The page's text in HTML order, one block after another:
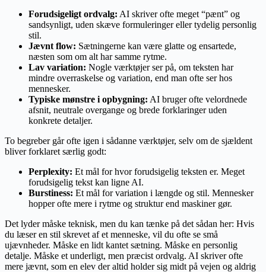
Forudsigeligt ordvalg: AI skriver ofte meget “pænt” og
sandsynligt, uden skæve formuleringer eller tydelig personlig
stil.
Jævnt flow: Sætningerne kan være glatte og ensartede,
næsten som om alt har samme rytme.
Lav variation: Nogle værktøjer ser på, om teksten har
mindre overraskelse og variation, end man ofte ser hos
mennesker.
Typiske mønstre i opbygning: AI bruger ofte velordnede
afsnit, neutrale overgange og brede forklaringer uden
konkrete detaljer.
To begreber går ofte igen i sådanne værktøjer, selv om de sjældent
bliver forklaret særlig godt:
Perplexity: Et mål for hvor forudsigelig teksten er. Meget
forudsigelig tekst kan ligne AI.
Burstiness: Et mål for variation i længde og stil. Mennesker
hopper ofte mere i rytme og struktur end maskiner gør.
Det lyder måske teknisk, men du kan tænke på det sådan her: Hvis
du læser en stil skrevet af et menneske, vil du ofte se små
ujævnheder. Måske en lidt kantet sætning. Måske en personlig
detalje. Måske et underligt, men præcist ordvalg. AI skriver ofte
mere jævnt, som en elev der altid holder sig midt på vejen og aldrig